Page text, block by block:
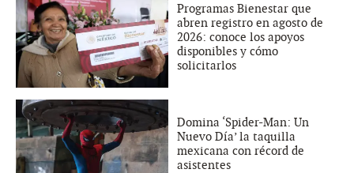
Programas Bienestar que
abren registro en agosto de
2026: conoce los apoyos
disponibles y cómo
solicitarlos
Domina ‘Spider-Man: Un
Nuevo Día’ la taquilla
mexicana con récord de
asistentes